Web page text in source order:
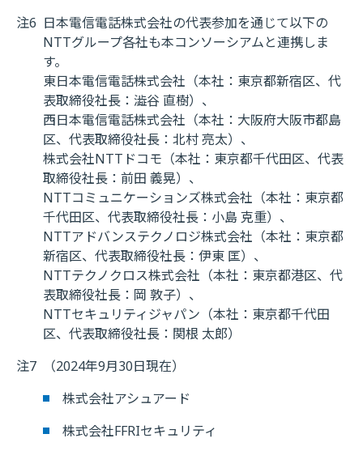
注6 日本電信電話株式会社の代表参加を通じて以下の
NTTグループ各社も本コンソーシアムと連携しま
す。
東日本電信電話株式会社（本社：東京都新宿区、代
表取締役社長：澁谷 直樹）、
西日本電信電話株式会社（本社：大阪府大阪市都島
区、代表取締役社長：北村 亮太）、
株式会社NTTドコモ（本社：東京都千代田区、代表
取締役社長：前田 義晃）、
NTTコミュニケーションズ株式会社（本社：東京都
千代田区、代表取締役社長：小島 克重）、
NTTアドバンステクノロジ株式会社（本社：東京都
新宿区、代表取締役社長：伊東 匡）、
NTTテクノクロス株式会社（本社：東京都港区、代
表取締役社長：岡 敦子）、
NTTセキュリティジャパン（本社：東京都千代田
区、代表取締役社長：関根 太郎）
注7
（2024年9月30日現在）
株式会社アシュアード
株式会社FFRIセキュリティ